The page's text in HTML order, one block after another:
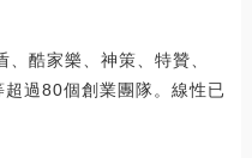
酷家樂、神策、特贊、
過80個創業團隊。線性已